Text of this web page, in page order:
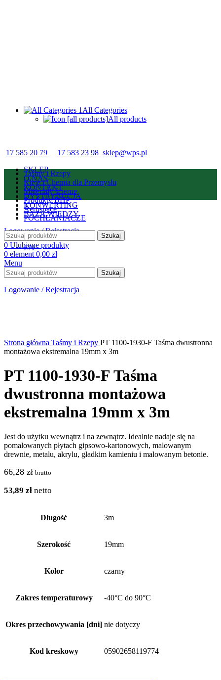
All Categories
All products
17 585 20 79 17 583 23 98 sklep@wps.pl
SKLEP
O NAS
KONTAKT
DYSTRYBUCJA
KONWERTING
BAZA WIEDZY
Logowanie / Rejestracja
EN
Taśmy i Rzepy
Kleje i Chemia dla Przemysłu
Materiały ścierne
Produkty BHP
Aerospace
POCHŁANIACZE
Szukaj
0 Ulubione produkty
0 element 0,00 zł
Menu
Szukaj
Logowanie / Rejestracja
Strona główna Taśmy i Rzepy PT 1100-1930-F Taśma dwustronna
montażowa ekstremalna 19mm x 3m
PT 1100-1930-F Taśma
dwustronna montażowa
ekstremalna 19mm x 3m
Jest do użytku wewnątrz i na zewnątrz. Idealnie nadaje się na
pomalowanych płytach gipsowo-kartonowych, malowanym
drewnie, metalu, akrylu, gładkim kamieniu i malowanym betonie.
66,28 zł brutto
53,89 zł netto
Długość 3m
Szerokość 19mm
Kolor czarny
Zakres temperaturowy -40°C do 90°C
Okres przechowywania [dni] nie dotyczy
Kod kreskowy 05902658119774